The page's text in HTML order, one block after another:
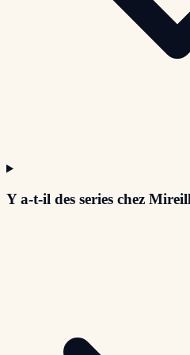
Y a-t-il des series chez